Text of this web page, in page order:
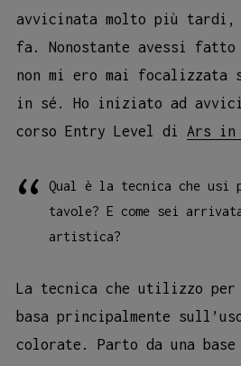
avvicinata molto più tardi,
fa. Nonostante avessi
non mi ero mai
in sé. Ho iniziato ad
corso Entry Level di Ars in
Qual è la tecnica che usi
tavole? E come sei
artistica?
La tecnica che utilizzo
basa principalmente
colorate. Parto da una